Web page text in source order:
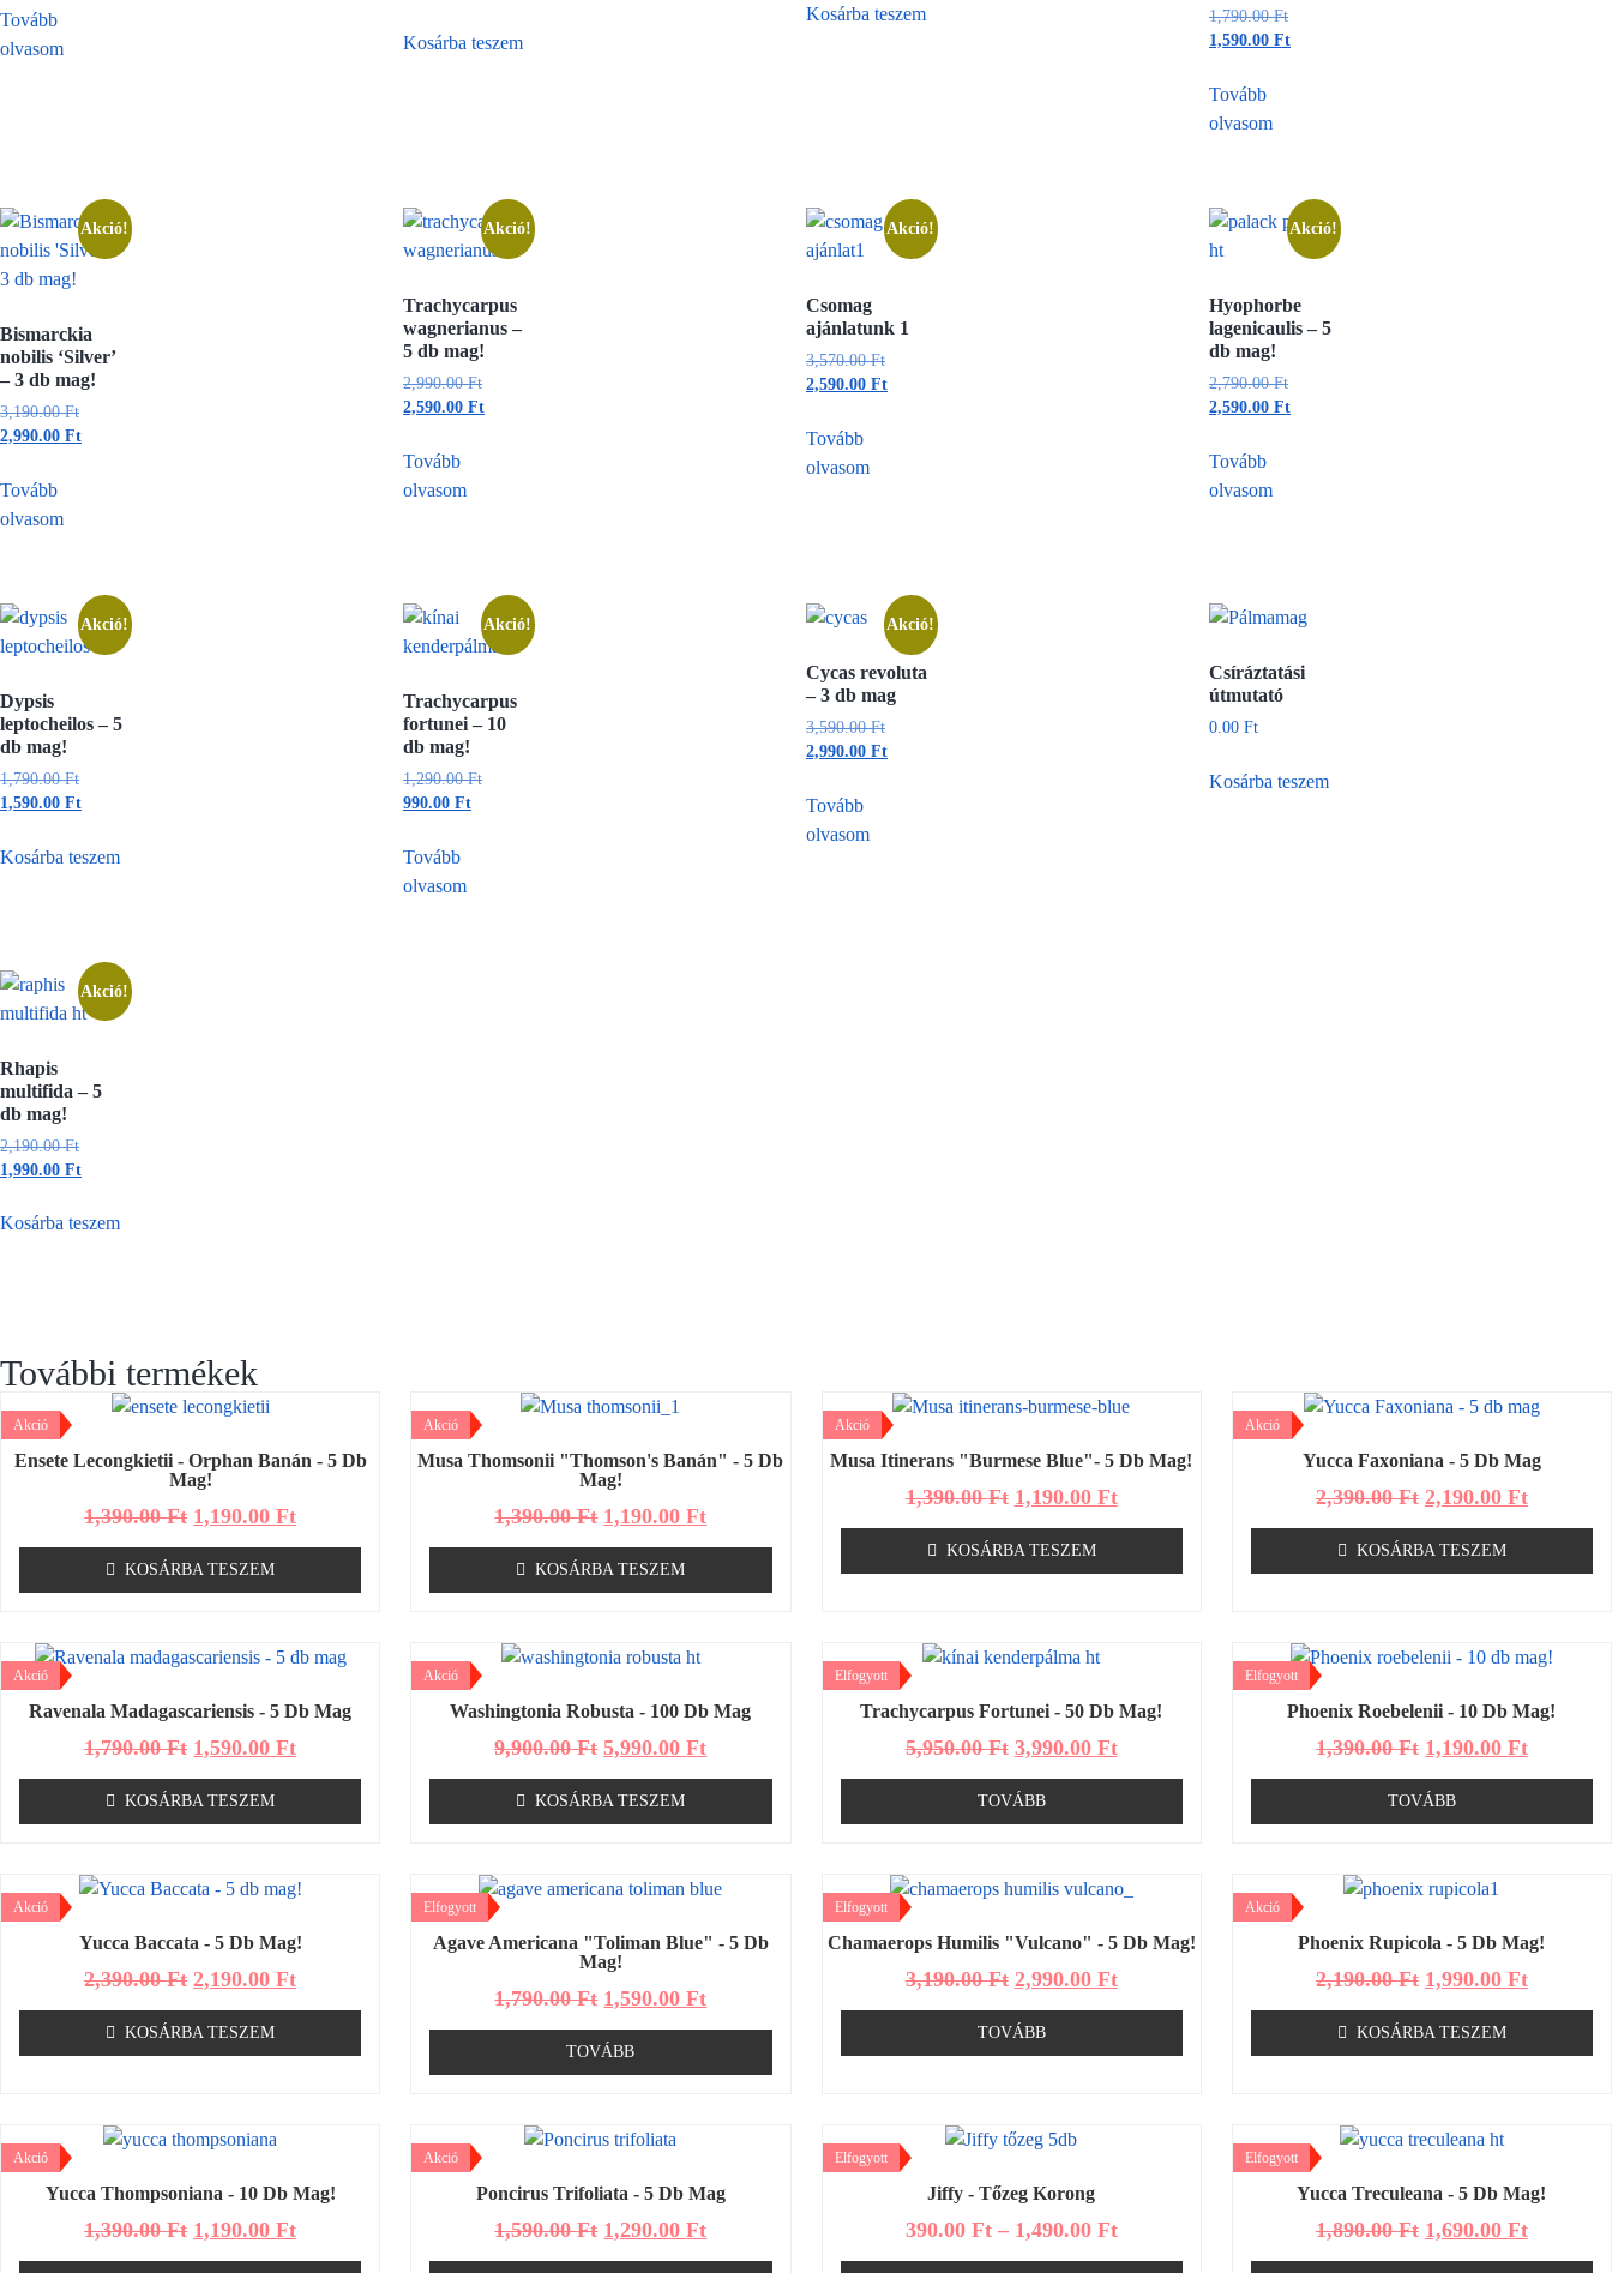
Tovább
olvasom
Kosárba teszem
Kosárba teszem 1,790.00Ft
1,590.00 Ft
Tovább
olvasom
Akció!
Bismarckia
nobilis ‘Silver’
– 3 db mag!
3,190.00Ft
2,990.00 Ft
Tovább
olvasom
Akció!
Trachycarpus
wagnerianus –
5 db mag!
2,990.00Ft
2,590.00 Ft
Tovább
olvasom
Akció!
Csomag
ajánlatunk 1
3,570.00Ft
2,590.00 Ft
Tovább
olvasom
Akció!
Hyophorbe
lagenicaulis – 5
db mag!
2,790.00Ft
2,590.00 Ft
Tovább
olvasom
Akció!
Dypsis
leptocheilos – 5
db mag!
1,790.00Ft
1,590.00 Ft
Kosárba teszem
Akció!
Trachycarpus
fortunei – 10
db mag!
1,290.00Ft
990.00 Ft
Tovább
olvasom
Akció!
Cycas revoluta
– 3 db mag
3,590.00Ft
2,990.00 Ft
Tovább
olvasom
Csíráztatási
útmutató
0.00 Ft
Kosárba teszem
Akció!
Rhapis
multifida – 5
db mag!
2,190.00Ft
1,990.00 Ft
Kosárba teszem
További termékek
Ensete Lecongkietii - Orphan Banán - 5 Db
Mag!
Akció
1,390.00Ft 1,190.00Ft
KOSÁRBA TESZEM
Musa Thomsonii "Thomson's Banán" - 5 Db
Mag!
Akció
1,390.00Ft 1,190.00Ft
KOSÁRBA TESZEM
Musa Itinerans "Burmese Blue"- 5 Db Mag!
Akció
1,390.00Ft 1,190.00 Ft
KOSÁRBA TESZEM
Yucca Faxoniana - 5 Db Mag
Akció
2,390.00Ft 2,190.00 Ft
KOSÁRBA TESZEM
Ravenala Madagascariensis - 5 Db Mag
Akció
1,790.00Ft 1,590.00Ft
KOSÁRBA TESZEM
Washingtonia Robusta - 100 Db Mag
Akció
9,900.00Ft 5,990.00Ft
KOSÁRBA TESZEM
Trachycarpus Fortunei - 50 Db Mag!
Elfogyott
5,950.00Ft 3,990.00 Ft
TOVÁBB
Phoenix Roebelenii - 10 Db Mag!
Elfogyott
1,390.00Ft 1,190.00 Ft
TOVÁBB
Yucca Baccata - 5 Db Mag!
Akció
2,390.00Ft 2,190.00Ft
KOSÁRBA TESZEM
Agave Americana "Toliman Blue" - 5 Db
Mag!
Elfogyott
1,790.00Ft 1,590.00Ft
TOVÁBB
Chamaerops Humilis "Vulcano" - 5 Db Mag!
Elfogyott
3,190.00Ft 2,990.00 Ft
TOVÁBB
Phoenix Rupicola - 5 Db Mag!
Akció
2,190.00Ft 1,990.00 Ft
KOSÁRBA TESZEM
Yucca Thompsoniana - 10 Db Mag!
Akció
1,390.00Ft 1,190.00Ft
Poncirus Trifoliata - 5 Db Mag
Akció
1,590.00Ft 1,290.00Ft
Jiffy - Tőzeg Korong
Elfogyott
390.00 Ft – 1,490.00 Ft
Yucca Treculeana - 5 Db Mag!
Elfogyott
1,890.00Ft 1,690.00 Ft